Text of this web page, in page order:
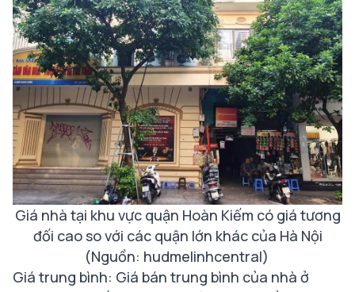
Giá nhà tại khu vực quận Hoàn Kiếm có giá tương
đối cao so với các quận lớn khác của Hà Nội
(Nguồn: hudmelinhcentral)
Giá trung bình: Giá bán trung bình của nhà ở